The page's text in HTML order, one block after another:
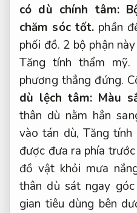
có dù chính tâm:
chăm sóc tốt. phần
phối đồ. 2 bộ phận
Tăng tính thẩm mỹ.
phương thẳng đứng.
dù lệch tâm: Màu
thân dù nằm hẳn
vào tán dù, Tăng tính
được đưa ra phía
đồ vật khỏi mưa
thân dù sát ngay
gian tiêu dùng bên